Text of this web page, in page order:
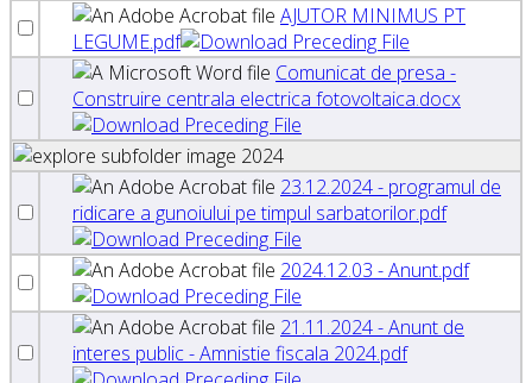
AJUTOR MINIMUS PT
LEGUME.pdf
Comunicat de presa -
Construire centrala electrica fotovoltaica.docx
2024
23.12.2024 - programul de
ridicare a gunoiului pe timpul sarbatorilor.pdf
2024.12.03 - Anunt.pdf
21.11.2024 - Anunt de
interes public - Amnistie fiscala 2024.pdf